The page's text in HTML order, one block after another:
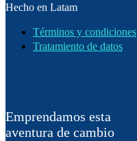
Hecho en Latam
Términos y condiciones
Tratamiento de datos
Emprendamos esta
aventura de cambio